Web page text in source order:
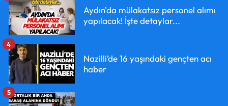
Aydın'da mülakatsız personel alımı
yapılacak! İşte detaylar...
Nazilli’de 16 yaşındaki gençten acı
haber
4
5